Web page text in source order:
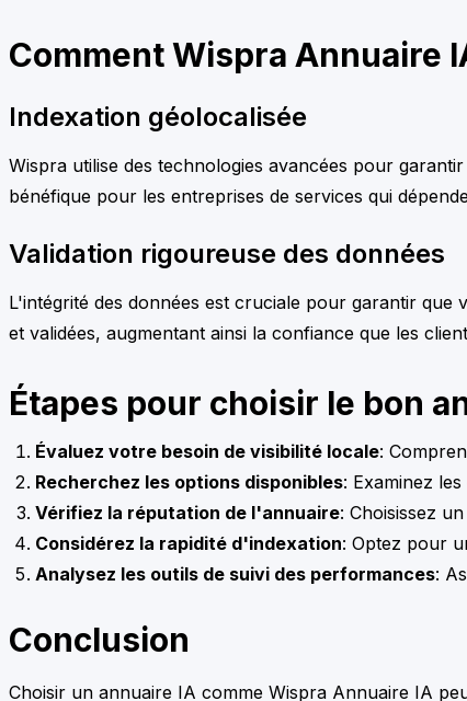
Comment Wispra Annuaire
Indexation géolocalisée
Wispra utilise des technologies avancées pour
bénéfique pour les entreprises de services qui
Validation rigoureuse des données
L'intégrité des données est cruciale pour garantir
et validées, augmentant ainsi la confiance que les
Étapes pour choisir le bon
Évaluez votre besoin de visibilité locale:
Recherchez les options disponibles: Examinez
Vérifiez la réputation de l'annuaire: Choisissez
Considérez la rapidité d'indexation: Optez pour
Analysez les outils de suivi des performances:
Conclusion
Choisir un annuaire IA comme Wispra Annuaire IA